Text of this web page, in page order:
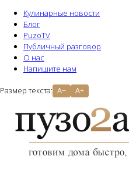
Кулинарные новости
Блог
PuzoTV
Публичный разговор
О нас
Напишите нам
Размер текста: A− A+